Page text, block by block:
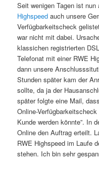
Seit wenigen Tagen ist
Highspeed auch unsere
Verfügbarkeitscheck
war nicht mit dabei.
klassichen registrierten
Telefonat mit einer RWE
dann unsere
Stunden später kam der
sollte, da ja der
später folgte eine Mail,
Online-
Kunde werden könnte”. In
Online den Auftrag erteilt.
RWE Highspeed im Laufe
stehen. Ich bin sehr